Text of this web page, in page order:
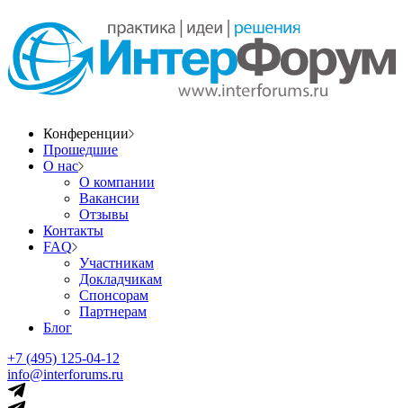
Конференции
Прошедшие
О нас
О компании
Вакансии
Отзывы
Контакты
FAQ
Участникам
Докладчикам
Спонсорам
Партнерам
Блог
+7 (495) 125-04-12
info@interforums.ru